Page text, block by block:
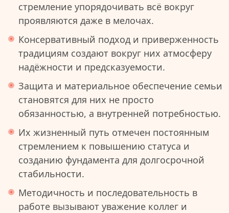
стремление упорядочивать всё вокруг
проявляются даже в мелочах.
Консервативный подход и приверженность
традициям создают вокруг них атмосферу
надёжности и предсказуемости.
Защита и материальное обеспечение семьи
становятся для них не просто
обязанностью, а внутренней потребностью.
Их жизненный путь отмечен постоянным
стремлением к повышению статуса и
созданию фундамента для долгосрочной
стабильности.
Методичность и последовательность в
работе вызывают уважение коллег и